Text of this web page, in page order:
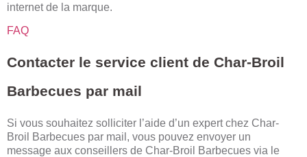
internet de la marque.
FAQ
Contacter le service client de Char-Broil
Barbecues par mail
Si vous souhaitez solliciter l’aide d’un expert chez Char-
Broil Barbecues par mail, vous pouvez envoyer un
message aux conseillers de Char-Broil Barbecues via le